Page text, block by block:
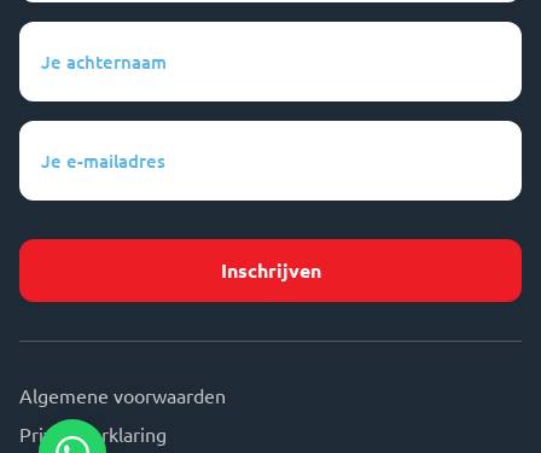
Je
achternaam
(Vereist)
Je
mailadres
Algemene voorwaarden
Privacyverklaring